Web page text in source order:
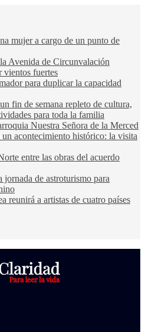
mujer a cargo de un punto de
Avenida de Circunvalación
vientos fuertes
para duplicar la capacidad
fin de semana repleto de cultura,
para toda la familia
Nuestra Señora de la Merced
un acontecimiento histórico: la visita
entre las obras del acuerdo
de astroturismo para
reunirá a artistas de cuatro países